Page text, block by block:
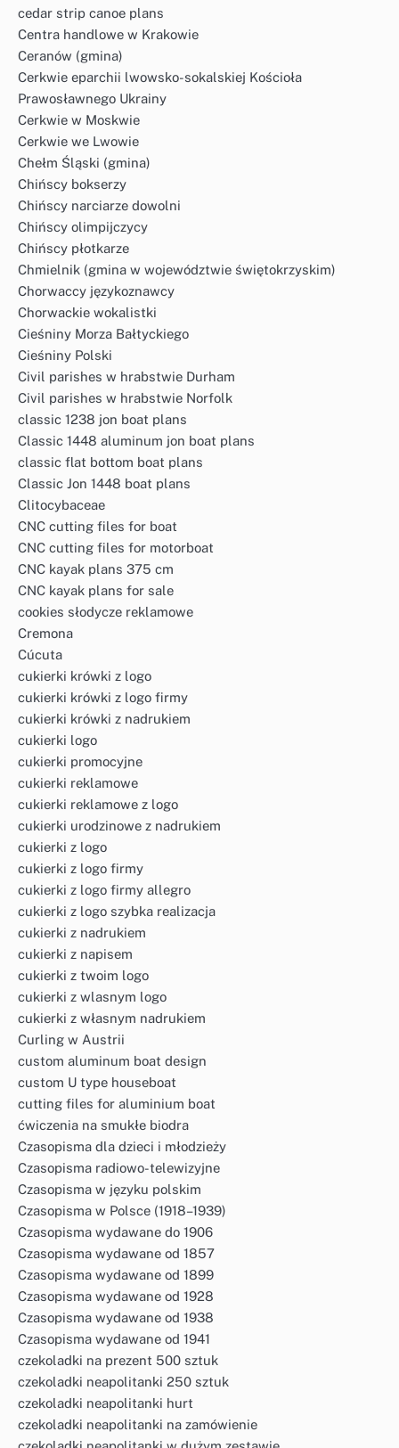
cedar strip canoe plans
Centra handlowe w Krakowie
Ceranów (gmina)
Cerkwie eparchii lwowsko-sokalskiej Kościoła
Prawosławnego Ukrainy
Cerkwie w Moskwie
Cerkwie we Lwowie
Chełm Śląski (gmina)
Chińscy bokserzy
Chińscy narciarze dowolni
Chińscy olimpijczycy
Chińscy płotkarze
Chmielnik (gmina w województwie świętokrzyskim)
Chorwaccy językoznawcy
Chorwackie wokalistki
Cieśniny Morza Bałtyckiego
Cieśniny Polski
Civil parishes w hrabstwie Durham
Civil parishes w hrabstwie Norfolk
classic 1238 jon boat plans
Classic 1448 aluminum jon boat plans
classic flat bottom boat plans
Classic Jon 1448 boat plans
Clitocybaceae
CNC cutting files for boat
CNC cutting files for motorboat
CNC kayak plans 375 cm
CNC kayak plans for sale
cookies słodycze reklamowe
Cremona
Cúcuta
cukierki krówki z logo
cukierki krówki z logo firmy
cukierki krówki z nadrukiem
cukierki logo
cukierki promocyjne
cukierki reklamowe
cukierki reklamowe z logo
cukierki urodzinowe z nadrukiem
cukierki z logo
cukierki z logo firmy
cukierki z logo firmy allegro
cukierki z logo szybka realizacja
cukierki z nadrukiem
cukierki z napisem
cukierki z twoim logo
cukierki z wlasnym logo
cukierki z własnym nadrukiem
Curling w Austrii
custom aluminum boat design
custom U type houseboat
cutting files for aluminium boat
ćwiczenia na smukłe biodra
Czasopisma dla dzieci i młodzieży
Czasopisma radiowo-telewizyjne
Czasopisma w języku polskim
Czasopisma w Polsce (1918–1939)
Czasopisma wydawane do 1906
Czasopisma wydawane od 1857
Czasopisma wydawane od 1899
Czasopisma wydawane od 1928
Czasopisma wydawane od 1938
Czasopisma wydawane od 1941
czekoladki na prezent 500 sztuk
czekoladki neapolitanki 250 sztuk
czekoladki neapolitanki hurt
czekoladki neapolitanki na zamówienie